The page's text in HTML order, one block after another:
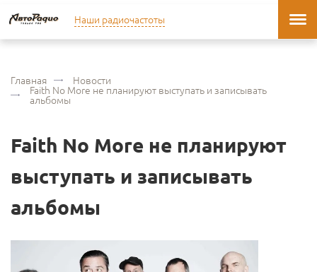
Наши радиочастоты
Главная Новости
Faith No More не планируют выступать и записывать
альбомы
Faith No More не планируют
выступать и записывать
альбомы